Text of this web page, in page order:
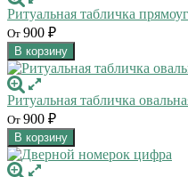
Ритуальная табличка
От 900 ₽
В корзину
Ритуальная табличка
От 900 ₽
В корзину